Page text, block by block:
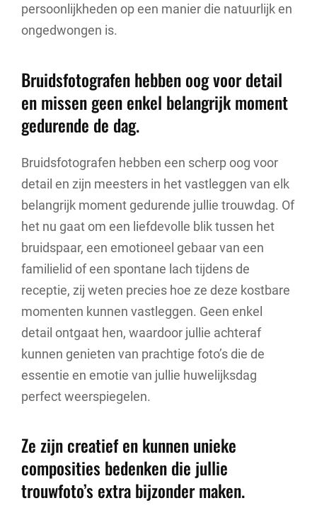
persoonlijkheden op een manier die natuurlijk en
ongedwongen is.
Bruidsfotografen hebben oog voor detail
en missen geen enkel belangrijk moment
gedurende de dag.
Bruidsfotografen hebben een scherp oog voor
detail en zijn meesters in het vastleggen van elk
belangrijk moment gedurende jullie trouwdag. Of
het nu gaat om een liefdevolle blik tussen het
bruidspaar, een emotioneel gebaar van een
familielid of een spontane lach tijdens de
receptie, zij weten precies hoe ze deze kostbare
momenten kunnen vastleggen. Geen enkel
detail ontgaat hen, waardoor jullie achteraf
kunnen genieten van prachtige foto’s die de
essentie en emotie van jullie huwelijksdag
perfect weerspiegelen.
Ze zijn creatief en kunnen unieke
composities bedenken die jullie
trouwfoto’s extra bijzonder maken.